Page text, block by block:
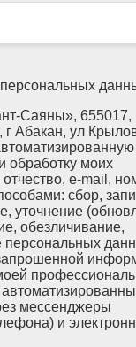
Саяны», 655017,
г Абакан, ул
обработку моих
e-mail,
сбор,
уточнение
обезличивание,
персональных
мессенджеры
и